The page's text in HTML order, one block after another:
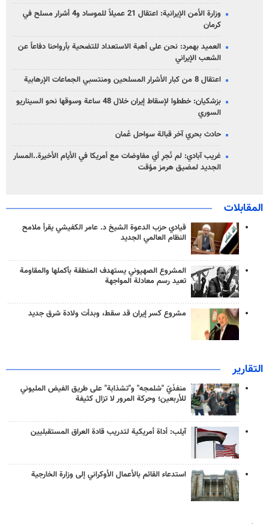
وزارة الأمن الإيرانية: اعتقال 21 عميلاً للموساد و4 أشرار مسلح في
كرمان
العميد بهمرد: نحن على أهبة الاستعداد للتضحية بأرواحنا دفاعاً عن
الشعب الإيراني
اعتقال 8 من كبار الأشرار المسلحين ومنتسبي الجماعات الإرهابية
بزشكيان: خططوا لإسقاط إيران خلال 48 ساعة وسوقها نحو السيناريو
السوري
حادث بحري آخر قبالة سواحل عُمان
غريب آبادي: لم نُجرِ أي مفاوضات مع أمريكا في الأيام الأخيرة..المسار
الجديد لمضيق هرمز مؤقت
المقابلات
قيادي حزب الدعوة الشيخ د. عامر الكفيشي يقرأ ملامح
النظام العالمي الجديد
المشروع الصهيوني يستهدف المنطقة بأكملها والمقاومة
تعيد رسم معادلة المواجهة
مشروع كسر إيران قد سقط، وبدأت ولادة شرق جديد
التقارير
منفذَيّ "شلمجه" و"تشذابة" على طريق الفيض المليوني
للأربعين؛ وحركة المرور لا تزال كثيفة
آيلب: أداة أمريكية لتدريب قادة العراق المستقبليين
استدعاء القائم بالأعمال الأوكراني إلى وزارة الخارجية